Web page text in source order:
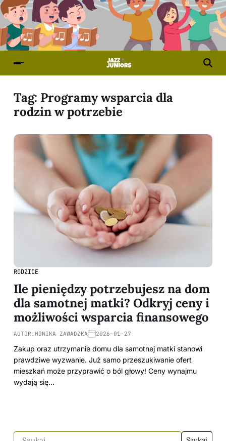
Tag: Programy wsparcia dla
rodzin w potrzebie
RODZICE
Ile pieniędzy potrzebujesz na dom
dla samotnej matki? Odkryj ceny i
możliwości wsparcia finansowego
AUTOR: MONIKA ZAWADZKA 2026-01-27
Zakup oraz utrzymanie domu dla samotnej matki stanowi
prawdziwe wyzwanie. Już samo przeszukiwanie ofert
mieszkań może przyprawić o ból głowy! Ceny wynajmu
wydają się…